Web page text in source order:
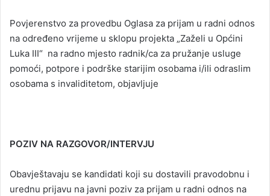
Povjerenstvo za provedbu Oglasa za prijam u radni odnos
na određeno vrijeme u sklopu projekta „Zaželi u Općini
Luka III“ na radno mjesto radnik/ca za pružanje usluge
pomoći, potpore i podrške starijim osobama i/ili odraslim
osobama s invaliditetom, objavljuje
POZIV NA RAZGOVOR/INTERVJU
Obavještavaju se kandidati koji su dostavili pravodobnu i
urednu prijavu na javni poziv za prijam u radni odnos na